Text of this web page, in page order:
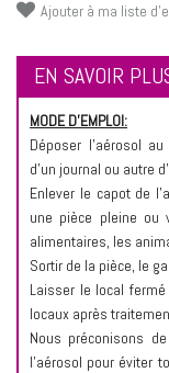
Ajouter à ma liste
EN SAVOIR
MODE D'EMPLOI:
Déposer l'aérosol
d'un journal ou autre
Enlever le capot de
une pièce pleine
alimentaires, les
Sortir de la pièce, le
Laisser le local
locaux après
Nous préconisons
l'aérosol pour éviter